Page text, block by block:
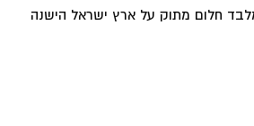
חלום מתוק על ארץ ישראל הישנה